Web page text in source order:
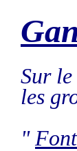
Sur le
les
"